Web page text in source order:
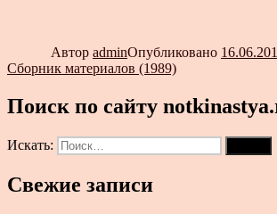
Автор adminОпубликовано
Сборник материалов (1989)
Поиск по сайту
Искать:
Свежие записи